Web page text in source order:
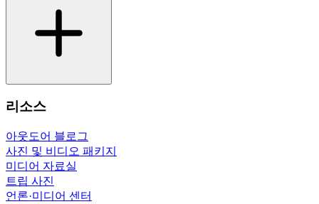
리소스
아웃도어 블로그
사진 및 비디오 패키지
미디어 자료실
트립 사진
언론·미디어 센터